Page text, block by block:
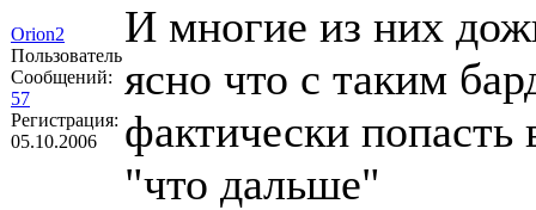
Orion2
Пользователь
Сообщений:
57
Регистрация:
05.10.2006
И многие из них
ясно что с таким
фактически
"что дальше"